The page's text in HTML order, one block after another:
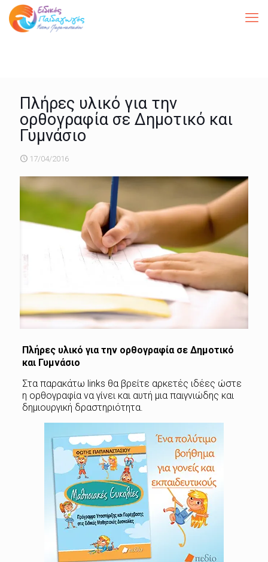
Πλήρες υλικό για την
ορθογραφία σε Δημοτικό και
Γυμνάσιο
17/04/2016
Πλήρες υλικό για την ορθογραφία σε Δημοτικό
και Γυμνάσιο
Στα παρακάτω links θα βρείτε αρκετές ιδέες ώστε
η ορθογραφία να γίνει και αυτή μια παιγνιώδης και
δημιουργική δραστηριότητα.